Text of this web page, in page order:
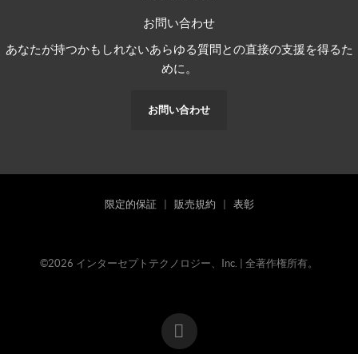
お問い合わせ
あなたが持つかもしれないあらゆる質問との直接の支援を得るた
めに。
お問い合わせ
限定的保証| 販売規約 表彰
©2026 インターセプトテクノロジー、Inc. | 全著作権所有。